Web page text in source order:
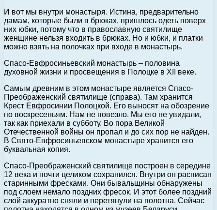
И вот мы внутри монастыря. Истина, предварительно
дамам, которые были в брюках, пришлось одеть поверх
них юбки, потому что в православную святилище
женщине нельзя входить в брюках. Но и юбки, и платки
можно взять на полочках при входе в монастырь.
Спасо-Евфросиньевский монастырь – половина
духовной жизни и просвещения в Полоцке в XII веке.
Самым древним в этом монастыре является Спасо-
Преображенский святилище (справа). Там хранится
Крест Евфросинии Полоцкой. Его выносят на обозрение
по воскресеньям. Нам не повезло. Мы его не увидали,
так как приехали в субботу. Во пора Великой
Отечественной войны он пропал и до сих пор не найден.
В Свято-Евфросиньевском монастыре хранится его
буквальная копия.
Спасо-Преображенский святилище построен в середине
12 века и почти целиком сохранился. Внутри он расписан
старинными фресками. Они бывальщины обнаружены
под слоем немало поздних фресок. И этот более поздний
слой аккуратно сняли и перетянули на полотна. Сейчас